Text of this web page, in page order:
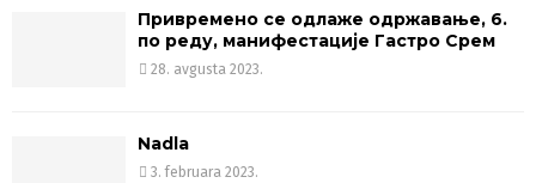
Привремено се одлаже одржавање, 6.
по реду, манифестације Гастро Срем
28. avgusta 2023.
Nadla
3. februara 2023.